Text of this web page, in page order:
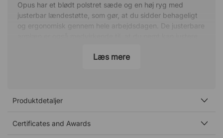
Opus har et blødt polstret sæde og en høj ryg med
justerbar lændestøtte, som gør, at du sidder behageligt
og ergonomisk gennem hele arbejdsdagen. De justerbare
mere end sædet, når du læner dig tilbage. Det betyder,
kroppen, da du får bevægelse, mens du sidder og
Læs mere
Produktdetaljer
Certificates and Awards